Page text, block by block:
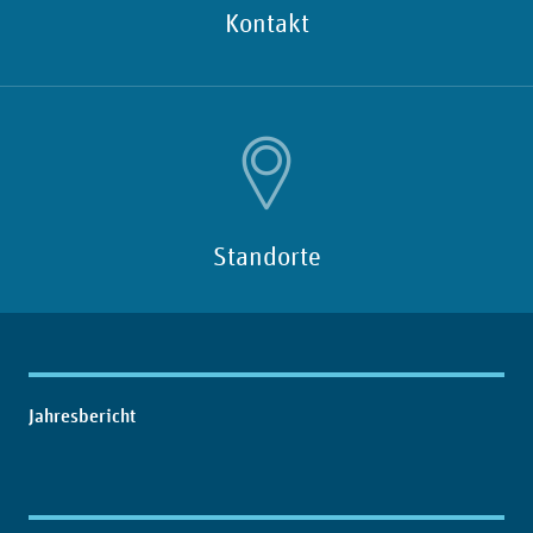
Kontakt
Standorte
Inhaltsübersicht
Jahresbericht